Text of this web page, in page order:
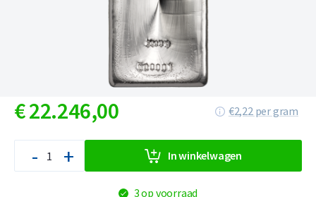
€22.246,00 €2,22 per gram
- + In winkelwagen
3 op voorraad